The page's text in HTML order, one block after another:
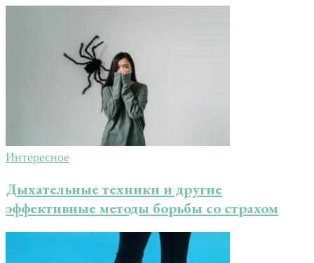
Интересное
Дыхательные техники и другие
эффективные методы борьбы со страхом